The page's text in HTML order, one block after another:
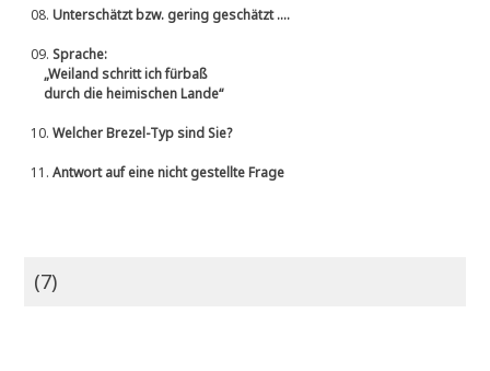
08.Unterschätzt bzw. gering geschätzt ....
09.Sprache:
„Weiland schritt ich fürbaß
durch die heimischen Lande“
10.Welcher Brezel-Typ sind Sie?
11.Antwort auf eine nicht gestellte Frage
(7)